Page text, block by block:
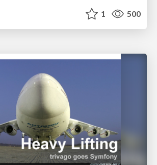
1 500